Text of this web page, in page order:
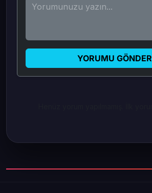
YORUMU GÖNDER